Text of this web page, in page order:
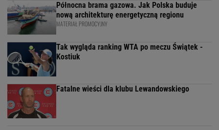
Północna brama gazowa. Jak Polska buduje
nową architekturę energetyczną regionu
MATERIAŁ PROMOCYJNY
Tak wygląda ranking WTA po meczu Świątek -
Kostiuk
Fatalne wieści dla klubu Lewandowskiego